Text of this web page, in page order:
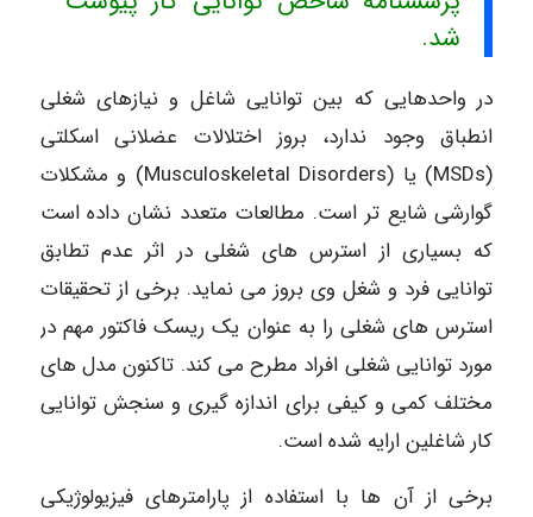
شد.
در واحدهایی که بین توانایی شاغل و نیازهای شغلی
انطباق وجود ندارد، بروز اختلالات عضلانی اسکلتی
(MSDs) یا (Musculoskeletal Disorders) و مشکلات
گوارشی شایع تر است. مطالعات متعدد نشان داده است
که بسیاری از استرس های شغلی در اثر عدم تطابق
توانایی فرد و شغل وی بروز می نماید. برخی از تحقیقات
استرس های شغلی را به عنوان یک ریسک فاکتور مهم در
مورد توانایی شغلی افراد مطرح می کند. تاکنون مدل های
مختلف کمی و کیفی برای اندازه گیری و سنجش توانایی
کار شاغلین ارایه شده است.
برخی از آن ها با استفاده از پارامترهای فیزیولوژیکی